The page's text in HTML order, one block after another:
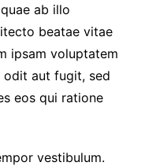
ab illo
beatae vitae
ipsam voluptatem
odit aut fugit, sed
eos qui ratione
vestibulum.